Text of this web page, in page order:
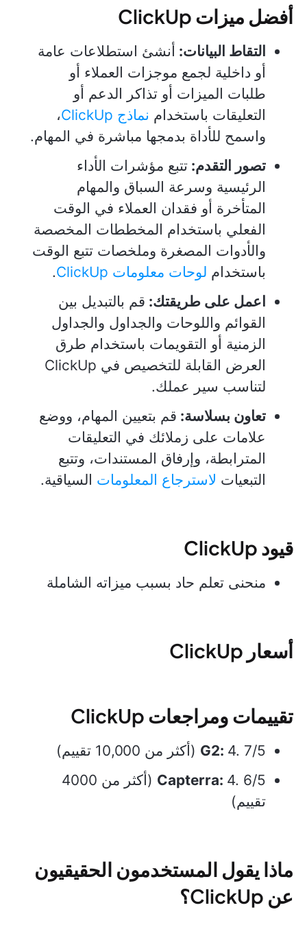
أفضل ميزات ClickUp
التقاط البيانات: أنشئ استطلاعات عامة
أو داخلية لجمع موجزات العملاء أو
طلبات الميزات أو تذاكر الدعم أو
التعليقات باستخدام نماذج ClickUp
،
واسمح للأداة بدمجها مباشرة في المهام.
تصور التقدم: تتبع مؤشرات الأداء
الرئيسية وسرعة السباق والمهام
المتأخرة أو فقدان العملاء في الوقت
الفعلي باستخدام المخططات المخصصة
والأدوات المصغرة وملخصات تتبع الوقت
باستخدام لوحات معلومات ClickUp
.
اعمل على طريقتك: قم بالتبديل بين
القوائم واللوحات والجداول والجداول
الزمنية أو التقويمات باستخدام طرق
العرض القابلة للتخصيص في ClickUp
لتناسب سير عملك.
تعاون بسلاسة: قم بتعيين المهام، ووضع
علامات على زملائك في التعليقات
المترابطة، وإرفاق المستندات، وتتبع
التبعيات لاسترجاع المعلومات السياقية.
قيود ClickUp
منحنى تعلم حاد بسبب ميزاته الشاملة
أسعار ClickUp
تقييمات ومراجعات ClickUp
G2: 4. 7/5 (أكثر من 10,000 تقييم)
Capterra:
4. 6/5 (أكثر من 4000
تقييم)
ماذا يقول المستخدمون الحقيقيون
عن ClickUp؟